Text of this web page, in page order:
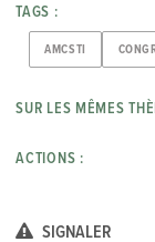
TAGS :
AMCSTI
SUR LES MÊMES
ACTIONS :
SIGNALER